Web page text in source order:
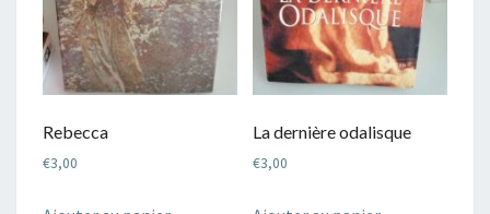
Rebecca
€3,00
La dernière odalisque
€3,00